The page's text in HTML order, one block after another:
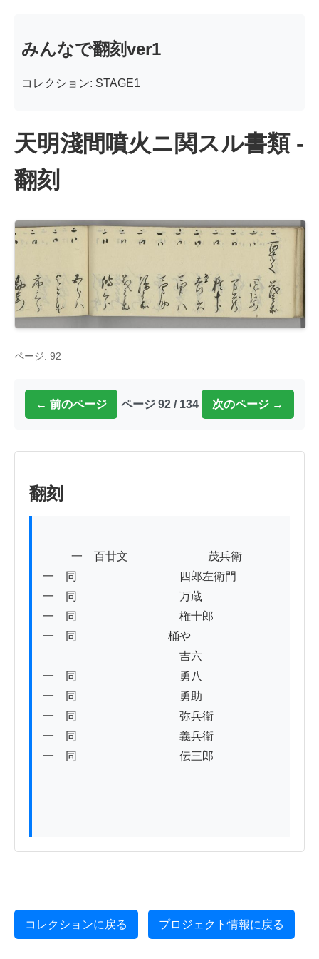
みんなで翻刻ver1
コレクション: STAGE1
天明淺間噴火ニ関スル書類 -
翻刻
ページ: 92
← 前のページ ページ 92 / 134 次のページ →
翻刻
一　同　　　　　　　　　四郎左衛門
一　同　　　　　　　　　万蔵
一　同　　　　　　　　　権十郎
一　同　　　　　　　　桶や
吉六
一　同　　　　　　　　　勇八
一　同　　　　　　　　　勇助
一　同　　　　　　　　　弥兵衛
一　同　　　　　　　　　義兵衛
一　同　　　　　　　　　伝三郎
コレクションに戻る プロジェクト情報に戻る